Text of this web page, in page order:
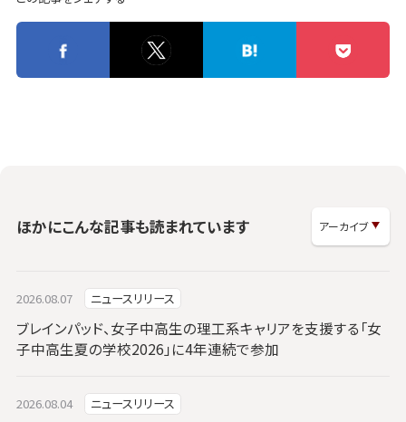
ほかにこんな記事も読まれています
2026.08.07 ニュースリリース
ブレインパッド、女子中高生の理工系キャリアを支援する「女
子中高生夏の学校2026」に4年連続で参加
2026.08.04 ニュースリリース